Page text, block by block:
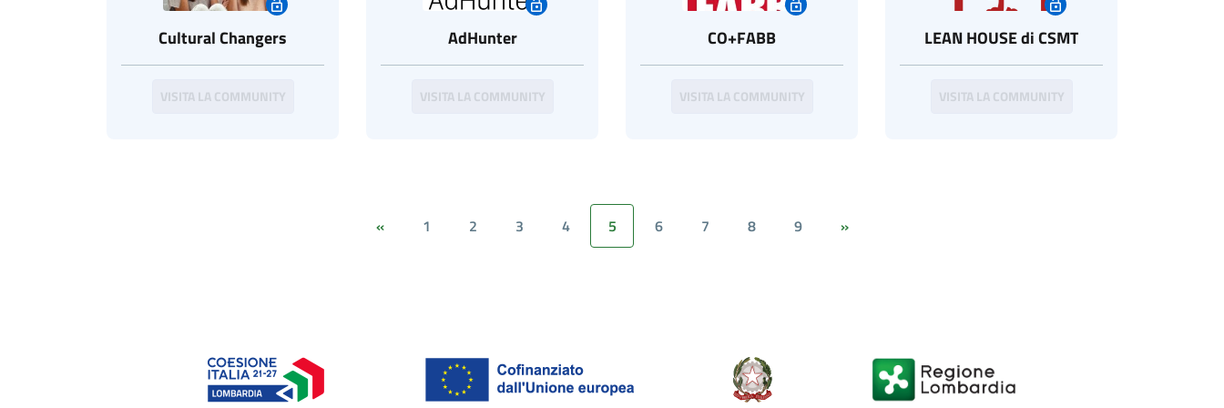
Cultural Changers
VISITA LA COMMUNITY
AdHunter
VISITA LA COMMUNITY
CO+FABB
VISITA LA COMMUNITY
LEAN HOUSE di CSMT
VISITA LA COMMUNITY
« 1 2 3 4 5 6 7 8 9 »